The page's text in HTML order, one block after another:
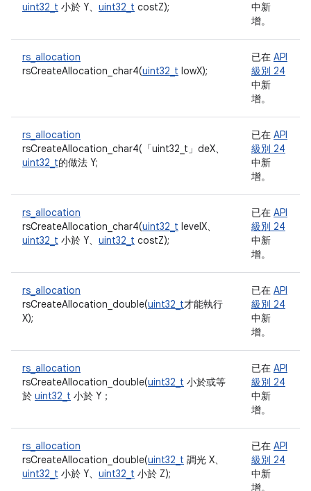
uint32_t 小於 Y、 uint32_t costZ);
中新
增。
rs_allocation
rsCreateAllocation_char4(uint32_t lowX);
已在 API
級別 24
中新
增。
rs_allocation
rsCreateAllocation_char4(「uint32_t」 deX、
uint32_t的做法 Y;
已在 API
級別 24
中新
增。
rs_allocation
rsCreateAllocation_char4(uint32_t levelX、
uint32_t 小於 Y、 uint32_t costZ);
已在 API
級別 24
中新
增。
rs_allocation
rsCreateAllocation_double(uint32_t才能執行
X);
已在 API
級別 24
中新
增。
rs_allocation
rsCreateAllocation_double(uint32_t 小於或等
於 uint32_t 小於 Y；
已在 API
級別 24
中新
增。
rs_allocation
rsCreateAllocation_double(uint32_t 調光 X、
uint32_t 小於 Y、 uint32_t 小於 Z);
已在 API
級別 24
中新
增。